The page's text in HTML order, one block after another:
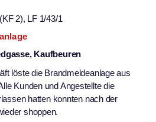
2), LF 1/43/1
Kaufbeuren
löste die Brandmeldeanlage aus
Kunden und Angestellte die
hatten konnten nach der
shoppen.